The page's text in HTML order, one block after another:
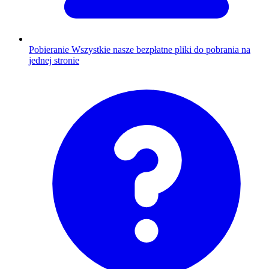
Pobieranie Wszystkie nasze bezpłatne pliki do pobrania na
jednej stronie